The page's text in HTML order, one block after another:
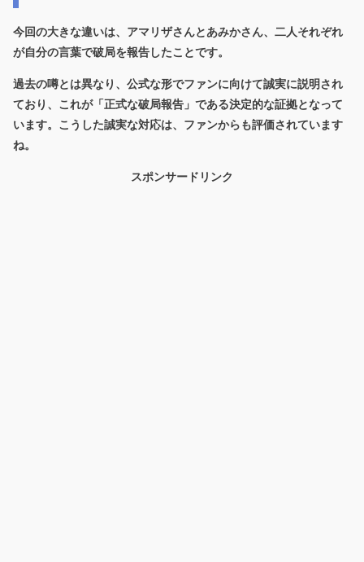
今回の大きな違いは、 アマリザさんとあみかさん、二人それぞれ
が自分の言葉で破局を報告したことです。
過去の噂とは異なり、公式な形でファンに向けて誠実に説明され
ており、これが「正式な破局報告」である決定的な証拠となって
います。こうした誠実な対応は、ファンからも評価されています
ね。
スポンサードリンク